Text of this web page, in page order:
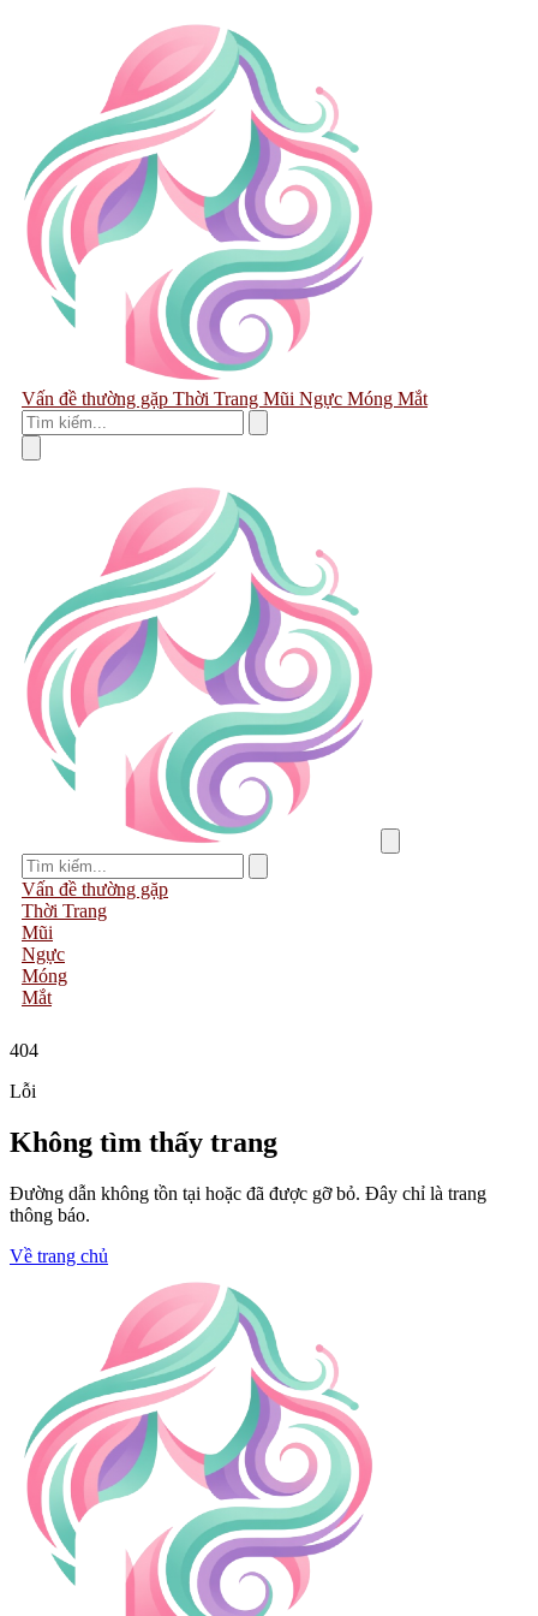
Vấn đề thường gặp Thời Trang Mũi Ngực Móng Mắt
Vấn đề thường gặp
Thời Trang
Mũi
Ngực
Móng
Mắt
404
Lỗi
Không tìm thấy trang
Đường dẫn không tồn tại hoặc đã được gỡ bỏ. Đây chỉ là trang
thông báo.
Về trang chủ
Trang chủ
Hắc thoại ngộ không Bubet:
Bí kíp phá băng săn vàng lớn
Người theo dõi
•